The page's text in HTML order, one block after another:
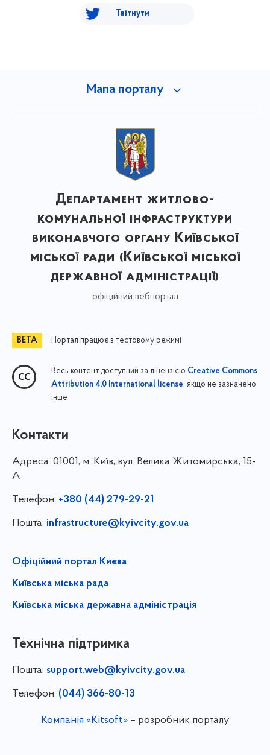
Твітнути
Мапа порталу
Департамент житлово-
комунальної інфраструктури
виконавчого органу Київської
міської ради (Київської міської
державної адміністрації)
офіційний вебпортал
Портал працює в тестовому режимі
Весь контент доступний за ліцензією Creative Commons
Attribution 4.0 International license, якщо не зазначено
інше
Контакти
Адреса: 01001, м. Київ, вул. Велика Житомирська, 15-
А
Телефон: +380 (44) 279-29-21
Пошта: infrastructure@kyivcity.gov.ua
Офіційний портал Києва
Київська міська рада
Київська міська державна адміністрація
Технічна підтримка
Пошта: support.web@kyivcity.gov.ua
Телефон: (044) 366-80-13
Компанія «Kitsoft»– розробник порталу